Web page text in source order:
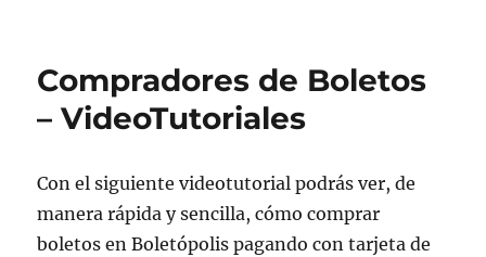
Compradores de Boletos
– VideoTutoriales
Con el siguiente videotutorial podrás ver, de
manera rápida y sencilla, cómo comprar
boletos en Boletópolis pagando con tarjeta de